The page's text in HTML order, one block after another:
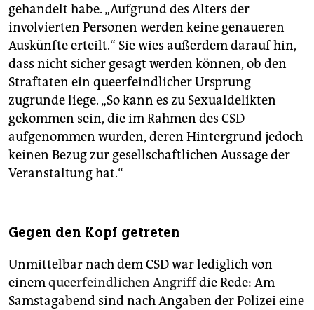
gehandelt habe. „Aufgrund des Alters der
involvierten Personen werden keine genaueren
Auskünfte erteilt.“ Sie wies außerdem darauf hin,
dass nicht sicher gesagt werden können, ob den
Straftaten ein queerfeindlicher Ursprung
zugrunde liege. „So kann es zu Sexualdelikten
gekommen sein, die im Rahmen des CSD
aufgenommen wurden, deren Hintergrund jedoch
keinen Bezug zur gesellschaftlichen Aussage der
Veranstaltung hat.“
Gegen den Kopf getreten
Unmittelbar nach dem CSD war lediglich von
einemqueerfeindlichen Angriffdie Rede: Am
Samstagabend sind nach Angaben der Polizei eine